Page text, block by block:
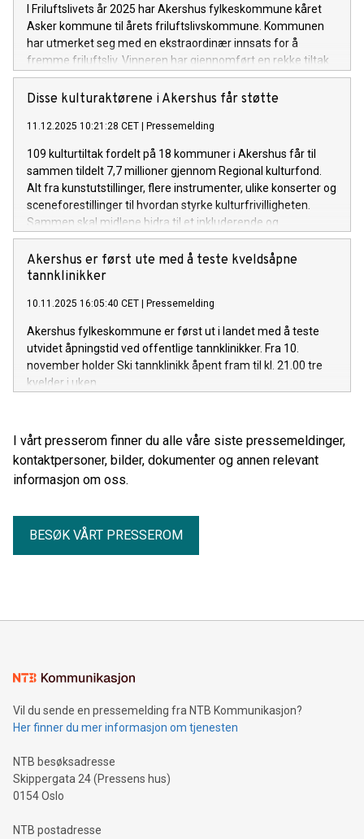
I Friluftslivets år 2025 har Akershus fylkeskommune kåret
Asker kommune til årets friluftslivskommune. Kommunen
har utmerket seg med en ekstraordinær innsats for å
fremme friluftsliv. Vinneren har gjennomført en rekke tiltak
som har gjort friluftsliv mer tilgjengelig og skapt
engasjement blant innbyggerne.
Disse kulturaktørene i Akershus får støtte
11.12.2025 10:21:28 CET | Pressemelding
109 kulturtiltak fordelt på 18 kommuner i Akershus får til
sammen tildelt 7,7 millioner gjennom Regional kulturfond.
Alt fra kunstutstillinger, flere instrumenter, ulike konserter og
sceneforestillinger til hvordan styrke kulturfrivilligheten.
Sammen skal midlene bidra til et inkluderende og
mangfoldig kulturliv i hele fylket.
Akershus er først ute med å teste kveldsåpne
tannklinikker
10.11.2025 16:05:40 CET | Pressemelding
Akershus fylkeskommune er først ut i landet med å teste
utvidet åpningstid ved offentlige tannklinikker. Fra 10.
november holder Ski tannklinikk åpent fram til kl. 21.00 tre
kvelder i uken.
I vårt presserom finner du alle våre siste pressemeldinger,
kontaktpersoner, bilder, dokumenter og annen relevant
informasjon om oss.
BESØK VÅRT PRESSEROM
Vil du sende en pressemelding fra NTB Kommunikasjon?
Her finner du mer informasjon om tjenesten
NTB besøksadresse
Skippergata 24 (Pressens hus)
0154 Oslo
NTB postadresse